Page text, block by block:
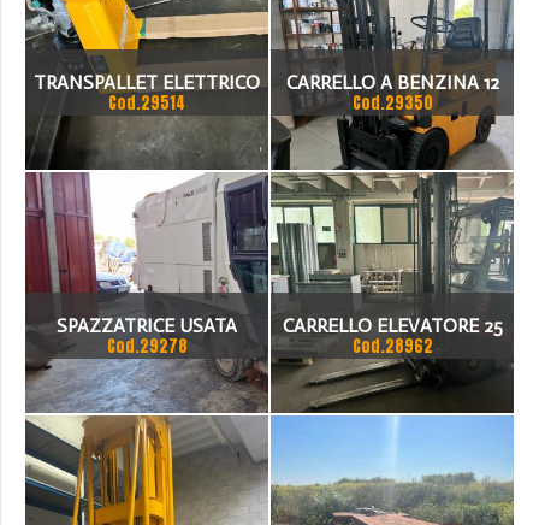
TRANSPALLET ELETTRICO
Cod.29514
CARRELLO A BENZINA 12
Q.LI
Cod.29350
SPAZZATRICE USATA
Cod.29278
CARRELLO ELEVATORE 25
QU.LI OM ELETTRICA
Cod.28962